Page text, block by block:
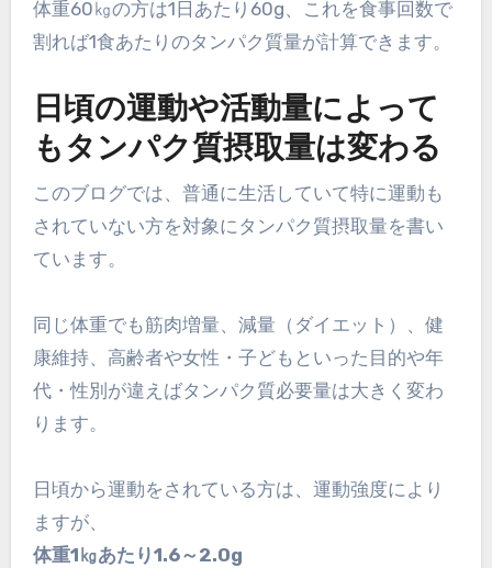
体重60㎏の方は1日あたり60g、これを食事回数で
割れば1食あたりのタンパク質量が計算できます。
日頃の運動や活動量によって
もタンパク質摂取量は変わる
このブログでは、普通に生活していて特に運動も
されていない方を対象にタンパク質摂取量を書い
ています。
同じ体重でも筋肉増量、減量（ダイエット）、健
康維持、高齢者や女性・子どもといった目的や年
代・性別が違えばタンパク質必要量は大きく変わ
ります。
日頃から運動をされている方は、運動強度により
ますが、
体重1㎏あたり1.6～2.0g